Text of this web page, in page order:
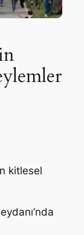
kitlesel